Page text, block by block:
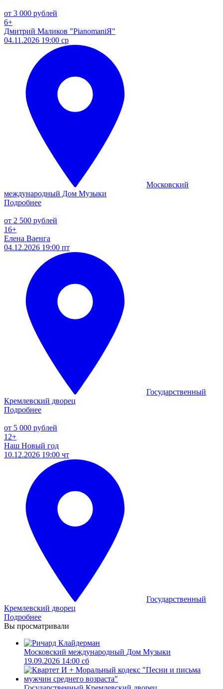
от 3 000 рублей
6+
Дмитрий Маликов "PianomaniЯ"
04.11.2026 19:00 ср
Московский
международный Дом Музыки
Подробнее
от 2 500 рублей
16+
Елена Ваенга
04.12.2026 19:00 пт
Государственный
Кремлевский дворец
Подробнее
от 5 000 рублей
12+
Наш Новый год
10.12.2026 19:00 чт
Государственный
Кремлевский дворец
Подробнее
Вы просматривали
Московский международный Дом Музыки
19.09.2026 14:00 сб